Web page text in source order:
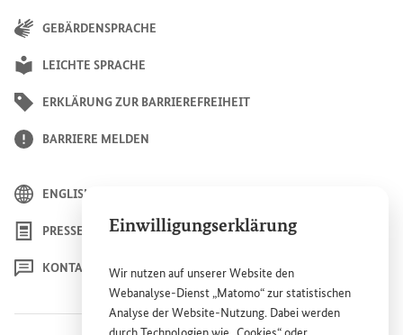
Einwilligungserklärung
Wir nutzen auf unsererWebsite den
Webanalyse-Dienst „Matomo“ zur statistischen
Analyse derWebsite-Nutzung. Dabei werden
GEBÄRDENSPRACHE
LEICHTE SPRACHE
ERKLÄRUNG ZUR BARRIEREFREIHEIT
BARRIERE MELDEN
ENGLISH
PRESSE
KONTAKT